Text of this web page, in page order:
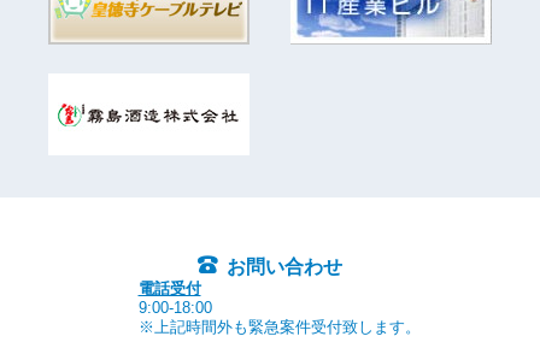
お問い合わせ
電話受付
9:00-18:00
※上記時間外も緊急案件受付致します。